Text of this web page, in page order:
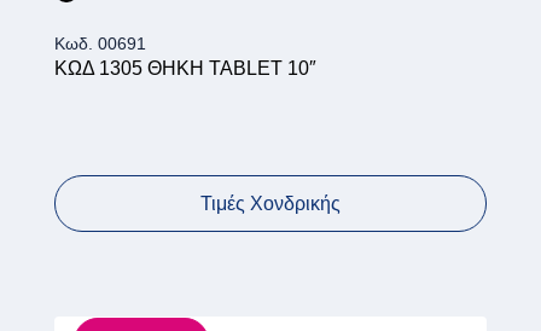
Κωδ. 00691
ΚΩΔ 1305 ΘΗΚΗ TABLET 10″
Τιμές Χονδρικής